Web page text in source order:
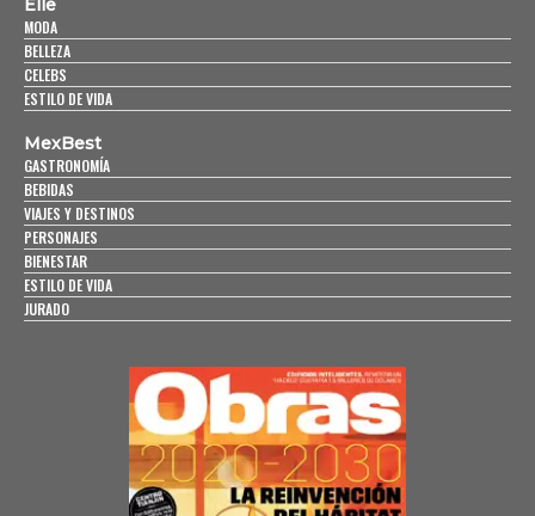
Elle
MODA
BELLEZA
CELEBS
ESTILO DE VIDA
MexBest
GASTRONOMÍA
BEBIDAS
VIAJES Y DESTINOS
PERSONAJES
BIENESTAR
ESTILO DE VIDA
JURADO